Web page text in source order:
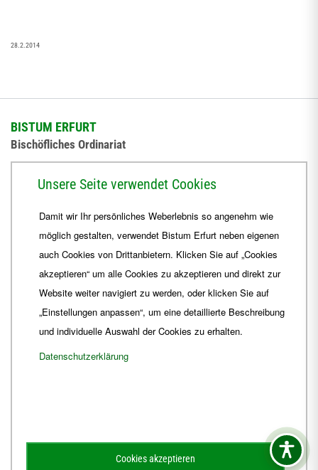
28.2.2014
BISTUM ERFURT
Bischöfliches Ordinariat
+49 361 6572-444
ordinariat Bistum-Erfurt.de
Unsere Seite verwendet Cookies
Damit wir Ihr persönliches Weberlebnis so angenehm wie
möglich gestalten, verwendet Bistum Erfurt neben eigenen
auch Cookies von Drittanbietern. Klicken Sie auf „Cookies
akzeptieren“ um alle Cookies zu akzeptieren und direkt zur
Website weiter navigiert zu werden, oder klicken Sie auf
„Einstellungen anpassen“, um eine detaillierte Beschreibung
und individuelle Auswahl der Cookies zu erhalten.
Datenschutzerklärung
Cookies akzeptieren